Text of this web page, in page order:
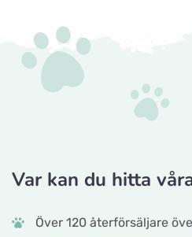
Var kan du hitta
Över 120 återförsäljare